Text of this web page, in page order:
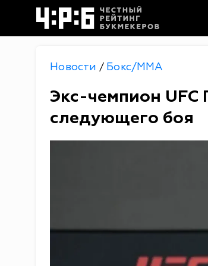
Новости / Бокс/MMA
Экс-чемпион UFC
следующего боя